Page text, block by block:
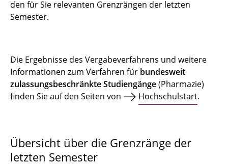
den für Sie relevanten Grenzrängen der letzten
Semester.
Die Ergebnisse des Vergabeverfahrens und weitere
Informationen zum Verfahren für bundesweit
zulassungsbeschränkte Studiengänge(Pharmazie)
finden Sie auf den Seiten von
Hochschulstart.
Übersicht über die Grenzränge der
letzten Semester